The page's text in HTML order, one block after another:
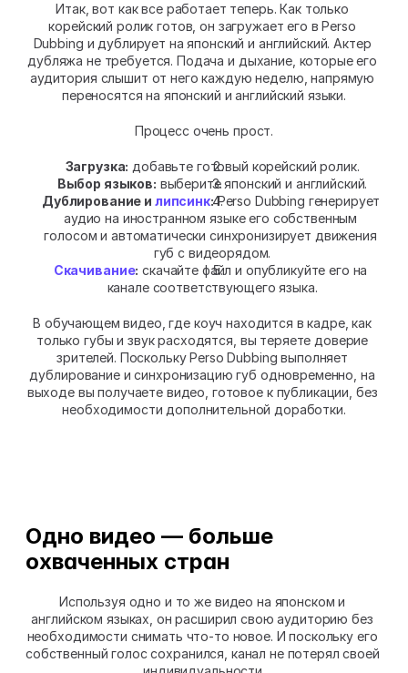
Итак, вот как все работает теперь. Как только
корейский ролик готов, он загружает его в Perso
Dubbing и дублирует на японский и английский. Актер
дубляжа не требуется. Подача и дыхание, которые его
аудитория слышит от него каждую неделю, напрямую
переносятся на японский и английский языки.
Процесс очень прост.
Загрузка: добавьте готовый корейский ролик.
Выбор языков: выберите японский и английский.
Дублирование и липсинк: Perso Dubbing генерирует
аудио на иностранном языке его собственным
голосом и автоматически синхронизирует движения
губ с видеорядом.
Скачивание: скачайте файл и опубликуйте его на
канале соответствующего языка.
В обучающем видео, где коуч находится в кадре, как
только губы и звук расходятся, вы теряете доверие
зрителей. Поскольку Perso Dubbing выполняет
дублирование и синхронизацию губ одновременно, на
выходе вы получаете видео, готовое к публикации, без
необходимости дополнительной доработки.
Одно видео — больше
охваченных стран
Используя одно и то же видео на японском и
английском языках, он расширил свою аудиторию без
необходимости снимать что-то новое. И поскольку его
собственный голос сохранился, канал не потерял своей